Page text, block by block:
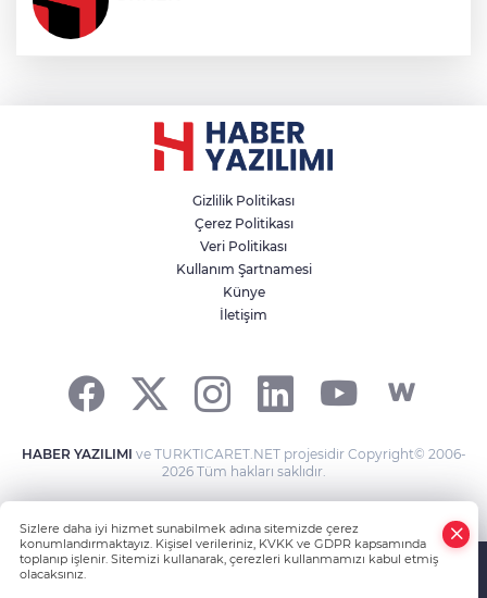
Gizlilik Politikası
Çerez Politikası
Veri Politikası
Kullanım Şartnamesi
Künye
İletişim
HABER YAZILIMI ve TURKTICARET.NET projesidir Copyright© 2006-
2026 Tüm hakları saklıdır.
Sizlere daha iyi hizmet sunabilmek adına sitemizde çerez
konumlandırmaktayız. Kişisel verileriniz, KVKK ve GDPR kapsamında
toplanıp işlenir. Sitemizi kullanarak, çerezleri kullanmamızı kabul etmiş
olacaksınız.